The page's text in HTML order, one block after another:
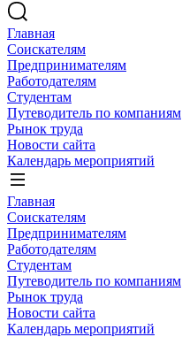
Главная
Соискателям
Предпринимателям
Работодателям
Студентам
Путеводитель по компаниям
Рынок труда
Новости сайта
Календарь мероприятий
Главная
Соискателям
Предпринимателям
Работодателям
Студентам
Путеводитель по компаниям
Рынок труда
Новости сайта
Календарь мероприятий